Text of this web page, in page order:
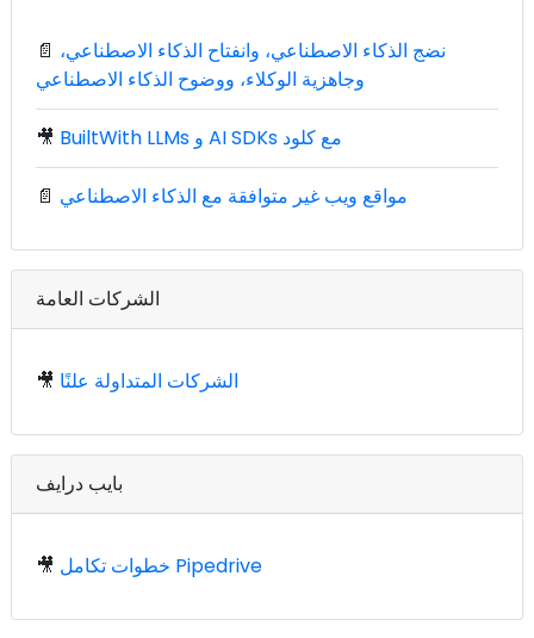
📄 نضج الذكاء الاصطناعي، وانفتاح الذكاء الاصطناعي،
وجاهزية الوكلاء، ووضوح الذكاء الاصطناعي
🎥 BuiltWith LLMs و AI SDKs مع كلود
📄 مواقع ويب غير متوافقة مع الذكاء الاصطناعي
الشركات العامة
🎥 الشركات المتداولة علنًا
بايب درايف
🎥 خطوات تكامل Pipedrive